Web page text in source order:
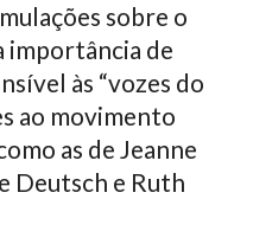
sobre o
importância de
às “vozes do
ao movimento
as de Jeanne
Deutsch e Ruth